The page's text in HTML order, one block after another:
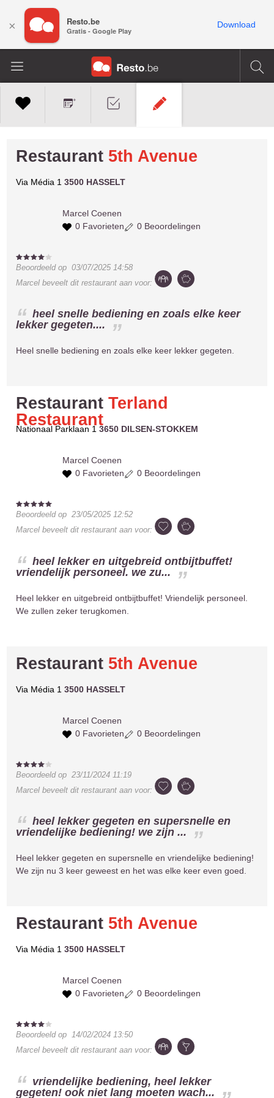
Restaurant 5th Avenue
Via Média 13500 HASSELT
Marcel Coenen
0 Favorieten
0 Beoordelingen
Beoordeeld op03/07/2025 14:58
Marcel beveelt dit restaurant aan voor:
heel snelle bediening en zoals elke keer
lekker gegeten....
Heel snelle bediening en zoals elke keer lekker gegeten.
Restaurant Terland
Restaurant
Nationaal Parklaan 13650 DILSEN-STOKKEM
Marcel Coenen
0 Favorieten
0 Beoordelingen
Beoordeeld op23/05/2025 12:52
Marcel beveelt dit restaurant aan voor:
heel lekker en uitgebreid ontbijtbuffet!
vriendelijk personeel. we zu...
Heel lekker en uitgebreid ontbijtbuffet! Vriendelijk personeel.
We zullen zeker terugkomen.
Restaurant 5th Avenue
Via Média 13500 HASSELT
Marcel Coenen
0 Favorieten
0 Beoordelingen
Beoordeeld op23/11/2024 11:19
Marcel beveelt dit restaurant aan voor:
heel lekker gegeten en supersnelle en
vriendelijke bediening! we zijn ...
Heel lekker gegeten en supersnelle en vriendelijke bediening!
We zijn nu 3 keer geweest en het was elke keer even goed.
Restaurant 5th Avenue
Via Média 13500 HASSELT
Marcel Coenen
0 Favorieten
0 Beoordelingen
Beoordeeld op14/02/2024 13:50
Marcel beveelt dit restaurant aan voor:
vriendelijke bediening, heel lekker
gegeten! ook niet lang moeten wach...
× Resto.be
Gratis - Google Play
Download